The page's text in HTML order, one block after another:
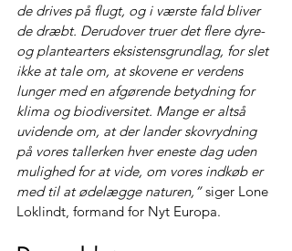
de drives på flugt, og i værste fald bliver
de dræbt. Derudover truer det flere dyre-
og plantearters eksistensgrundlag, for slet
ikke at tale om, at skovene er verdens
lunger med en afgørende betydning for
klima og biodiversitet. Mange er altså
uvidende om, at der lander skovrydning
på vores tallerken hver eneste dag uden
mulighed for at vide, om vores indkøb er
med til at ødelægge naturen,” siger Lone
Loklindt, formand for Nyt Europa.